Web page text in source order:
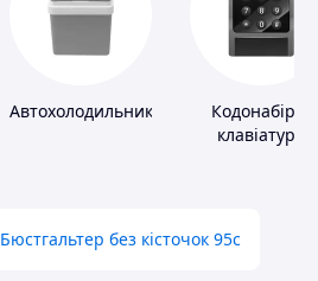
Автохолодильники
Кодонабірні
клавіатури
Бюстгальтер без кісточок 95с